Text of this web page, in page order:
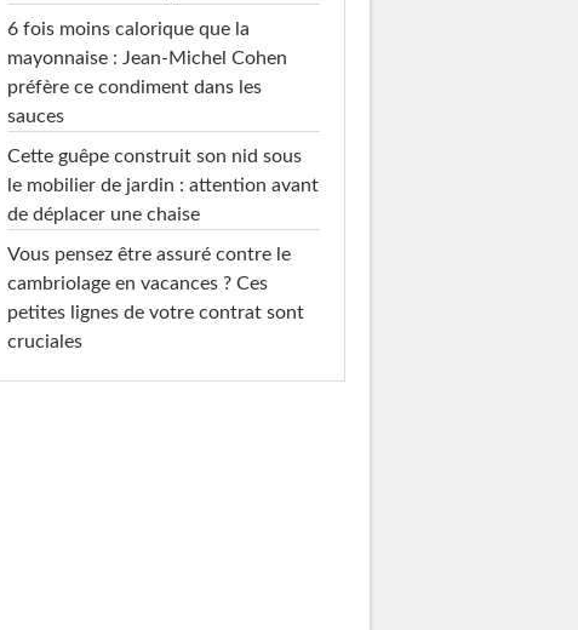
6 fois moins calorique que la
mayonnaise : Jean-Michel Cohen
préfère ce condiment dans les
sauces
Cette guêpe construit son nid sous
le mobilier de jardin : attention avant
de déplacer une chaise
Vous pensez être assuré contre le
cambriolage en vacances ? Ces
petites lignes de votre contrat sont
cruciales